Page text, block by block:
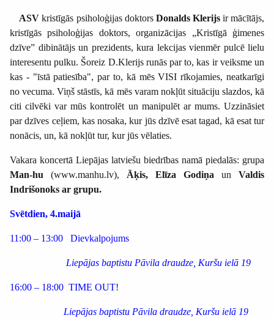
ASV kristīgās psiholoģijas doktors Donalds Klerijsir mācītājs,
kristīgās psiholoģijas doktors, organizācijas „Kristīgā ģimenes
dzīve” dibinātājs un prezidents, kura lekcijas vienmēr pulcē lielu
interesentu pulku. Šoreiz D.Klerijs runās par to, kas ir veiksme un
kas - "īstā patiesība", par to, kā mēs VISI rīkojamies, neatkarīgi
no vecuma. Viņš stāstīs, kā mēs varam nokļūt situāciju slazdos, kā
citi cilvēki var mūs kontrolēt un manipulēt ar mums. Uzzināsiet
par dzīves ceļiem, kas nosaka, kur jūs dzīvē esat tagad, kā esat tur
nonācis, un, kā nokļūt tur, kur jūs vēlaties.
Vakara koncertā Liepājas latviešu biedrības namā piedalās: grupa
Man-hu (www.manhu.lv), Āķis, Elīza Godiņa un Valdis
Indrišonoks ar grupu.
Svētdien, 4.maijā
11:00 – 13:00 Dievkalpojums
Liepājas baptistu Pāvila draudze, Kuršu ielā 19
16:00 – 18:00 TIME OUT!
Liepājas baptistu Pāvila draudze, Kuršu ielā 19